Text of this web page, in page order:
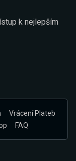
k nejlepším
Vrácení Plateb
FAQ